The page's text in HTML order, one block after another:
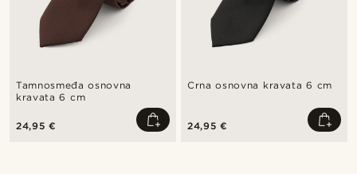
Tamnosmeđa osnovna
kravata 6 cm
24,95 €
Crna osnovna kravata 6 cm
24,95 €